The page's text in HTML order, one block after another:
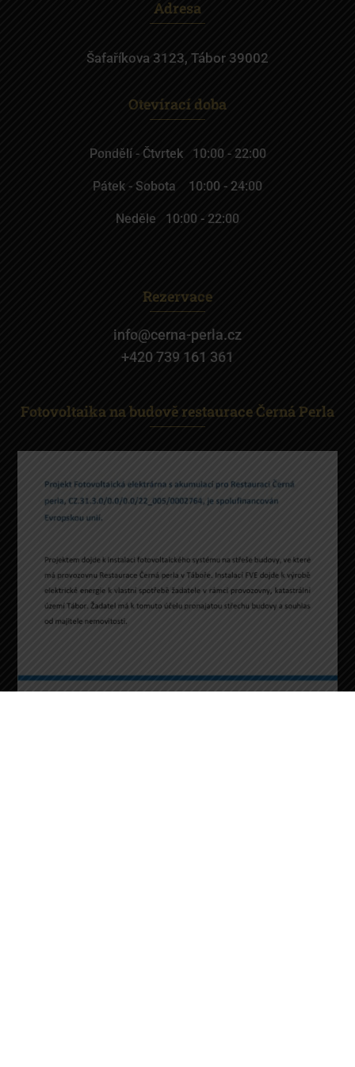
Adresa
Šafaříkova 3123, Tábor 39002
Otevírací doba
Pondělí - Čtvrtek 10:00 - 22:00
Pátek - Sobota 10:00 - 24:00
Neděle 10:00 - 22:00
Rezervace
info@cerna-perla.cz
+420 739 161 361
Fotovoltaika na budově restaurace Černá Perla